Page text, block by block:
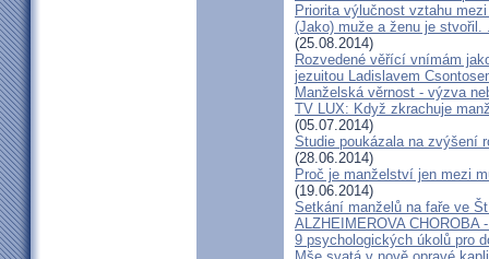
Priorita výlučnost vztahu
(Jako) muže a ženu je
(25.08.2014)
Rozvedené věřící vnímám
jezuitou Ladislavem
Manželská věrnost - výzva
TV LUX: Když zkrachuje
(05.07.2014)
Studie poukázala na zvýšení
(28.06.2014)
Proč je manželství jen mezi
(19.06.2014)
Setkání manželů na faře ve
ALZHEIMEROVA CHOROBA
9 psychologických úkolů pro